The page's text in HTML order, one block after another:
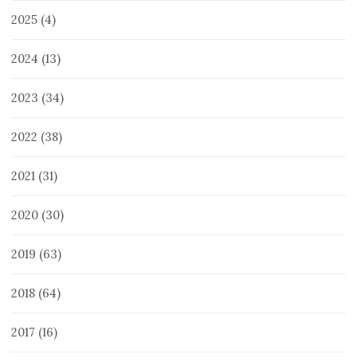
2025 (4)
2024 (13)
2023 (34)
2022 (38)
2021 (31)
2020 (30)
2019 (63)
2018 (64)
2017 (16)